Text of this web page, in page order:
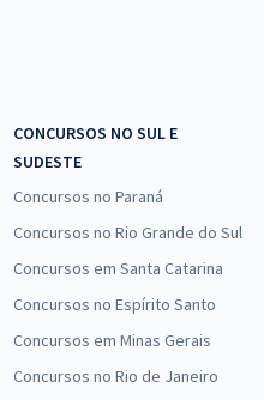
CONCURSOS NO SUL E
SUDESTE
Concursos no Paraná
Concursos no Rio Grande do Sul
Concursos em Santa Catarina
Concursos no Espírito Santo
Concursos em Minas Gerais
Concursos no Rio de Janeiro